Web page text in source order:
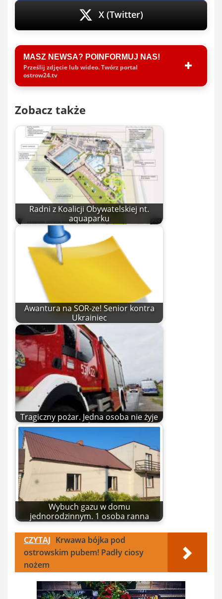
X (Twitter)
MASZ NEWSA? POINFORMUJ NAS!
Prześlij zdjęcie lub wideo. Twórz portal
ostrow24.tv
Zobacz także
Radni z Koalicji Obywatelskiej nt.
aquaparku
Awantura na SOR-ze! Senior kontra
Ukrainiec
Tragiczny pożar. Jedna osoba nie żyje
Wybuch gazu w domu
jednorodzinnym. 1 osoba ranna
CZYTAJ Krwawa bójka pod
ostrowskim pubem! Padły ciosy
nożem